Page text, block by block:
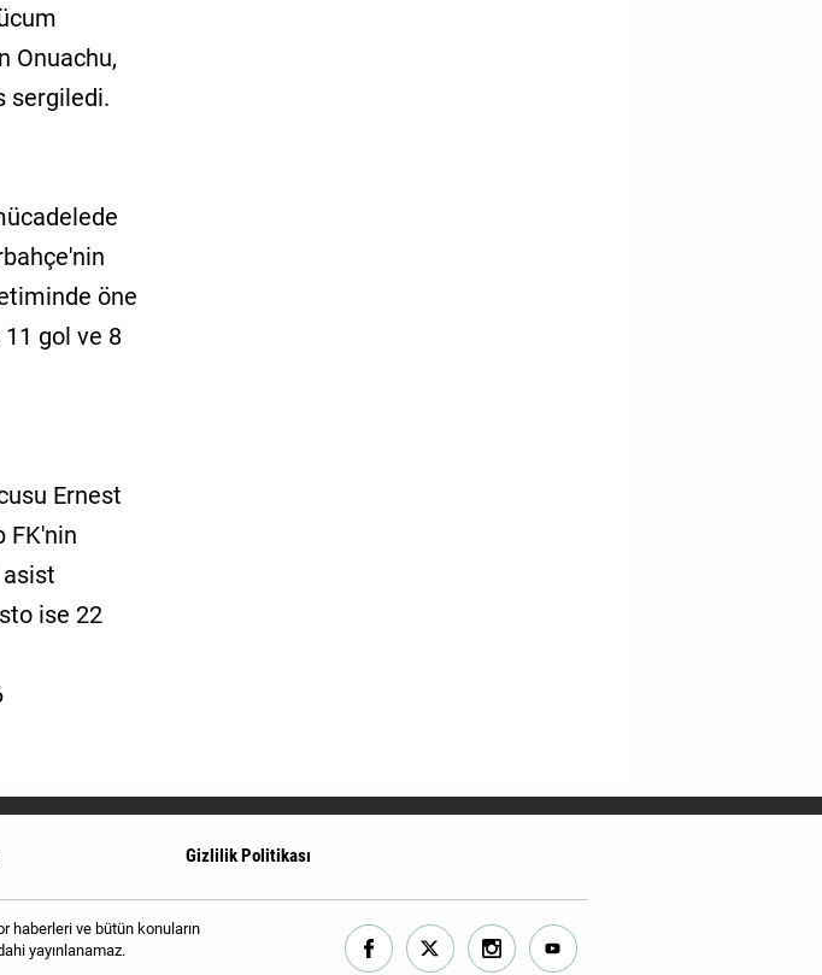
Onuachu,
sergiledi.
öne
11 gol ve 8
Ernest
FK'nin
ise 22
Gizlilik Politikası
haberleri ve bütün konuların
yayınlanamaz.